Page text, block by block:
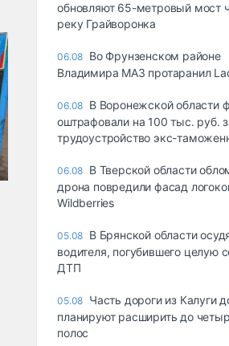
обновляют 65-метровый мост
реку Грайворонка
06.08 Во Фрунзенском районе
Владимира МАЗ протаранил
06.08 В Воронежской области
оштрафовали на 100 тыс. руб.
трудоустройство экс-
06.08 В Тверской области
дрона повредили фасад
Wildberries
05.08 В Брянской области
водителя, погубившего целую
ДТП
05.08 Часть дороги из Калуги
планируют расширить до
полос